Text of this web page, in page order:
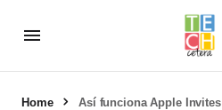
Home Así funciona Apple Invites